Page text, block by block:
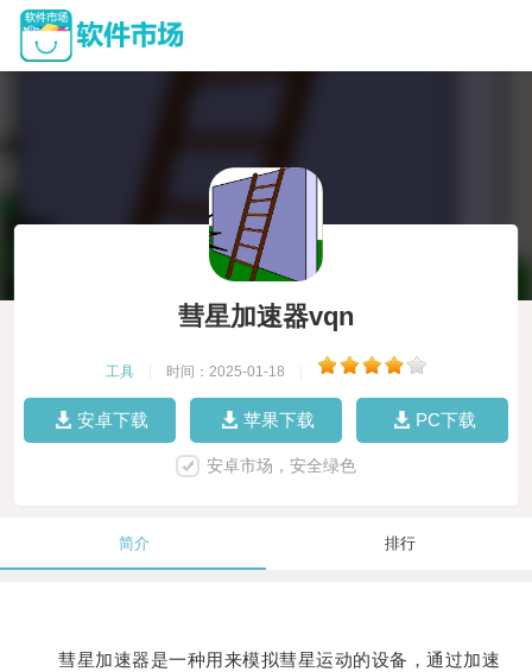
彗星加速器vqn
工具 时间：2025-01-18
安卓下载 苹果下载 PC下载
安卓市场，安全绿色
简介 排行
彗星加速器是一种用来模拟彗星运动的设备，通过加速